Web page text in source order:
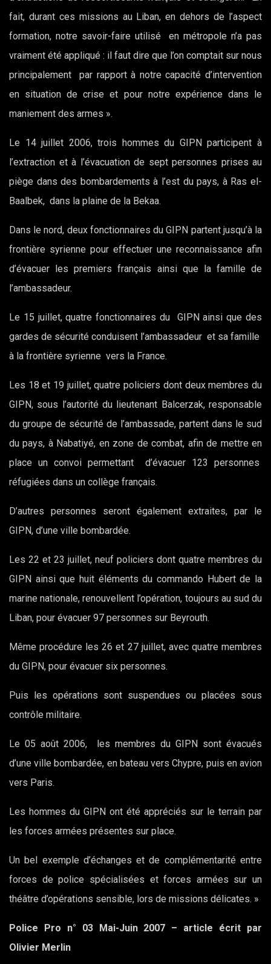
fait, durant ces missions au Liban, en dehors de l’aspect
formation, notre savoir-faire utilisé en métropole n’a pas
vraiment été appliqué : il faut dire que l’on comptait sur nous
principalement par rapport à notre capacité d’intervention
en situation de crise et pour notre expérience dans le
maniement des armes ».
Le 14 juillet 2006, trois hommes du GIPN participent à
l’extraction et à l’évacuation de sept personnes prises au
piège dans des bombardements à l’est du pays, à Ras el-
Baalbek, dans la plaine de la Bekaa.
Dans le nord, deux fonctionnaires du GIPN partent jusqu’à la
frontière syrienne pour effectuer une reconnaissance afin
d’évacuer les premiers français ainsi que la famille de
l’ambassadeur.
Le 15 juillet, quatre fonctionnaires du GIPN ainsi que des
gardes de sécurité conduisent l’ambassadeur et sa famille
à la frontière syrienne vers la France.
Les 18 et 19 juillet, quatre policiers dont deux membres du
GIPN, sous l’autorité du lieutenant Balcerzak, responsable
du groupe de sécurité de l’ambassade, partent dans le sud
du pays, à Nabatiyé, en zone de combat, afin de mettre en
place un convoi permettant d’évacuer 123 personnes
réfugiées dans un collège français.
D’autres personnes seront également extraites, par le
GIPN, d’une ville bombardée.
Les 22 et 23 juillet, neuf policiers dont quatre membres du
GIPN ainsi que huit éléments du commando Hubert de la
marine nationale, renouvellent l’opération, toujours au sud du
Liban, pour évacuer 97 personnes sur Beyrouth.
Même procédure les 26 et 27 juillet, avec quatre membres
du GIPN, pour évacuer six personnes.
Puis les opérations sont suspendues ou placées sous
contrôle militaire.
Le 05 août 2006, les membres du GIPN sont évacués
d’une ville bombardée, en bateau vers Chypre, puis en avion
vers Paris.
Les hommes du GIPN ont été appréciés sur le terrain par
les forces armées présentes sur place.
Un bel exemple d’échanges et de complémentarité entre
forces de police spécialisées et forces armées sur un
théâtre d’opérations sensible, lors de missions délicates. »
Police Pro n° 03 Mai-Juin 2007 – article écrit par
Olivier Merlin